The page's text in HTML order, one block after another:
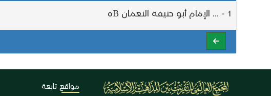
1 - ... الإمام أبو حنيفة النعمان Bه
مواقع تابعة